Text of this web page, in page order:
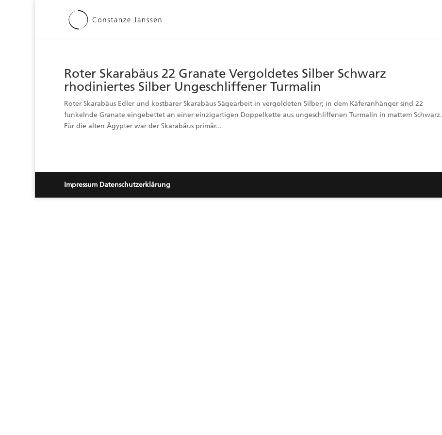
Roter Skarabäus 22 Granate Vergoldetes Silber Schwarz
rhodiniertes Silber Ungeschliffener Turmalin
Roter Skarabäus Edler und kostbarer Skarabäus Sägearbeit in vergoldeten Silber; in dem Käferanhänger sind 22
funkelnde Granate eingebettet an einer einzigartigen Doppelkette aus ungeschliffenen Turmalin in mattem Schwarz.
Für die alten Ägypter war der Skarabäus primär...
Impressum Datenschutzerklärung